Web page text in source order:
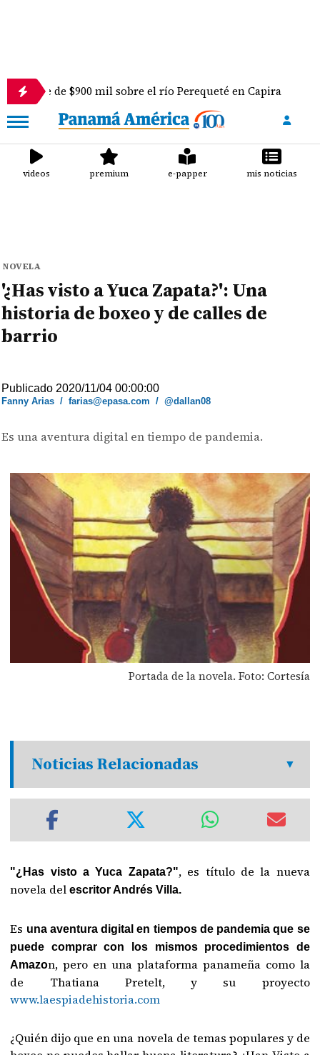
$900 mil sobre el río Perequeté en Capira
videos premium e-papper mis noticias
NOVELA
'¿Has visto a Yuca Zapata?': Una
historia de boxeo y de calles de
barrio
Publicado 2020/11/04 00:00:00
Fanny Arias /farias@epasa.com /@dallan08
Es una aventura digital en tiempo de pandemia.
Portada de la novela. Foto: Cortesía
Noticias Relacionadas
"¿Has visto a Yuca Zapata?", es título de la nueva
novela delescritor Andrés Villa.
Es una aventura digital en tiempos de pandemia que se
puede comprar con los mismos procedimientos de
Amazon, pero en una plataforma panameña como la
de Thatiana Pretelt, y su proyecto
www.laespiadehistoria.com
¿Quién dijo que en una novela de temas populares y de